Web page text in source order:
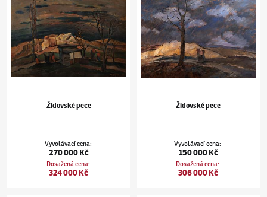
Židovské pece
Vyvolávací cena:
270 000 Kč
Dosažená cena:
324 000 Kč
Židovské pece
Vyvolávací cena:
150 000 Kč
Dosažená cena:
306 000 Kč